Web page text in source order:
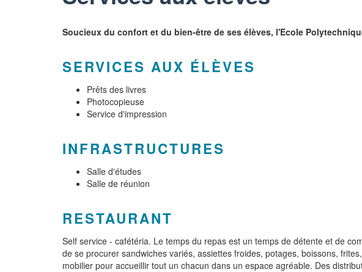
Soucieux du confort et du bien-être de ses élèves, l'Ecole
SERVICES AUX ÉLÈVES
Prêts des livres
Photocopieuse
Service d'impression
INFRASTRUCTURES
Salle d'études
Salle de réunion
RESTAURANT
Self service - cafétéria. Le temps du repas est un temps de détente et de
de se procurer sandwiches variés, assiettes froides, potages, boissons,
mobilier pour accueillir tout un chacun dans un espace agréable. Des